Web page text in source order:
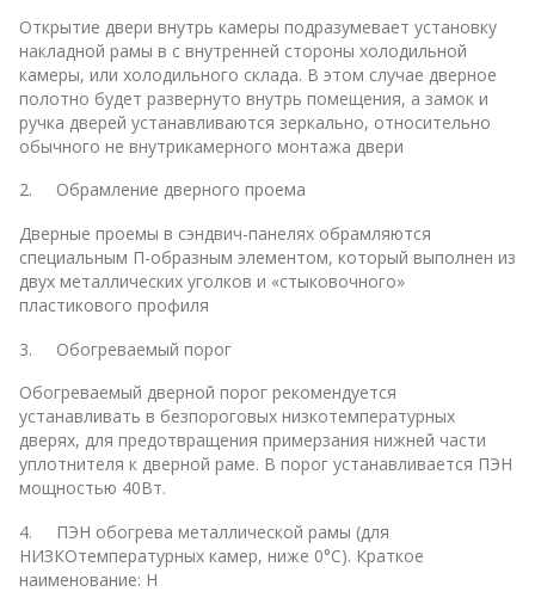
Открытие двери внутрь камеры подразумевает установку
накладной рамы в с внутренней стороны холодильной
камеры, или холодильного склада. В этом случае дверное
полотно будет развернуто внутрь помещения, а замок и
ручка дверей устанавливаются зеркально, относительно
обычного не внутрикамерного монтажа двери
2. Обрамление дверного проема
Дверные проемы в сэндвич-панелях обрамляются
специальным П-образным элементом, который выполнен из
двух металлических уголков и «стыковочного»
пластикового профиля
3. Обогреваемый порог
Обогреваемый дверной порог рекомендуется
устанавливать в безпороговых низкотемпературных
дверях, для предотвращения примерзания нижней части
уплотнителя к дверной раме. В порог устанавливается ПЭН
мощностью 40Вт.
4. ПЭН обогрева металлической рамы (для
НИЗКОтемпературных камер, ниже 0°С). Краткое
наименование: Н